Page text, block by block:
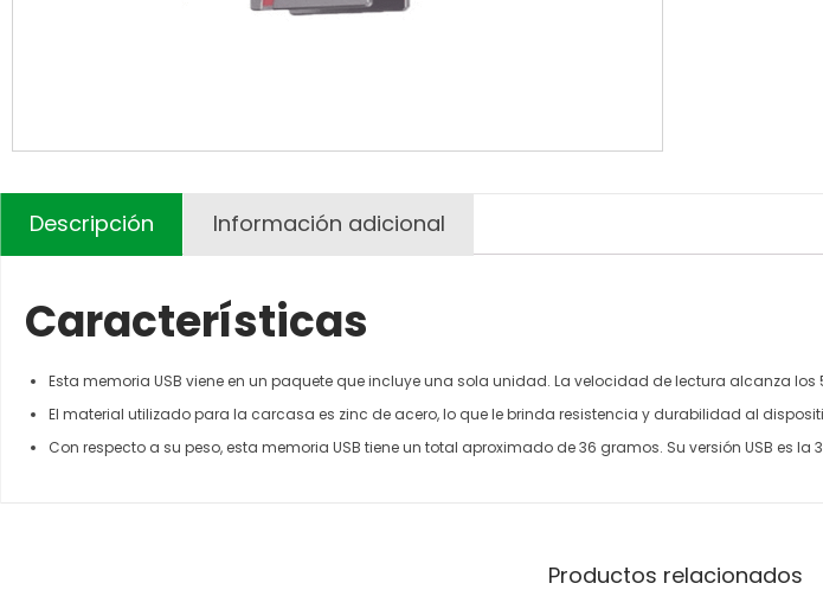
Descripción Información adicional
Características
Esta memoria USB viene en un paquete que incluye una sola unidad. La velocidad de lectura alcanza
El material utilizado para la carcasa es zinc de acero, lo que le brinda resistencia y durabilidad al
Con respecto a su peso, esta memoria USB tiene un total aproximado de 36 gramos. Su versión USB es la
Productos relacionados